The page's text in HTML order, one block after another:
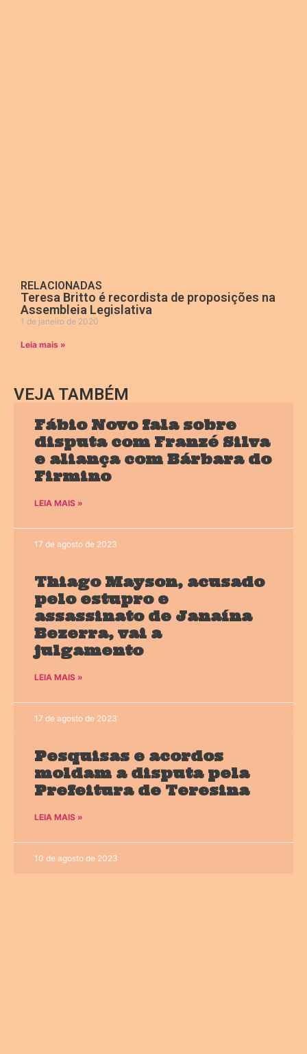
RELACIONADAS
Teresa Britto é recordista de proposições na
Assembleia Legislativa
1 de janeiro de 2020
Leia mais »
VEJA TAMBÉM
Fábio Novo fala sobre
disputa com Franzé Silva
e aliança com Bárbara do
Firmino
LEIA MAIS »
17 de agosto de 2023
Thiago Mayson, acusado
pelo estupro e
assassinato de Janaína
Bezerra, vai a
julgamento
LEIA MAIS »
17 de agosto de 2023
Pesquisas e acordos
moldam a disputa pela
Prefeitura de Teresina
LEIA MAIS »
10 de agosto de 2023